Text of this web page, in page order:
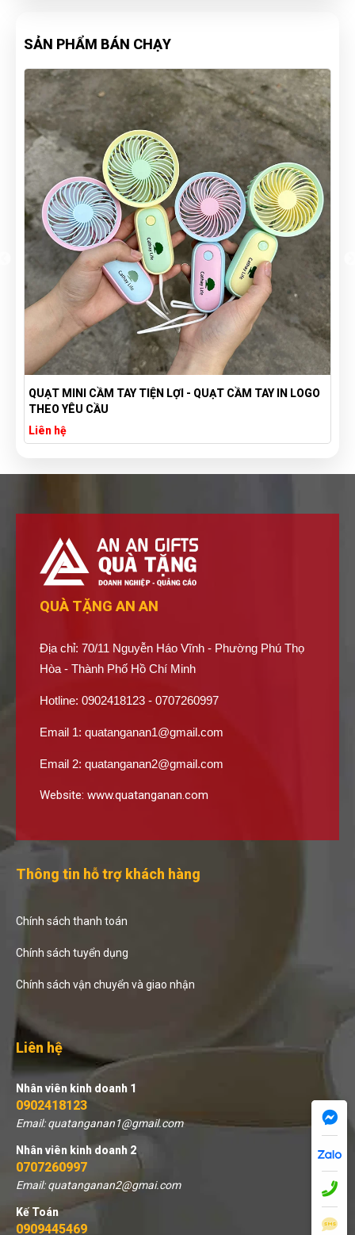
SẢN PHẨM BÁN CHẠY
QUẠT MINI CẦM TAY TIỆN LỢI - QUẠT CẦM TAY IN LOGO
THEO YÊU CẦU
Liên hệ
QUÀ TẶNG AN AN
Địa chỉ: 70/11 Nguyễn Háo Vĩnh - Phường Phú Thọ
Hòa - Thành Phố Hồ Chí Minh
Hotline: 0902418123 - 0707260997
Email 1: quatanganan1@gmail.com
Email 2: quatanganan2@gmail.com
Website: www.quatanganan.com
Thông tin hỗ trợ khách hàng
Chính sách thanh toán
Chính sách tuyển dụng
Chính sách vận chuyển và giao nhận
Liên hệ
Nhân viên kinh doanh 1
0902418123
Email: quatanganan1@gmail.com
Nhân viên kinh doanh 2
0707260997
Email: quatanganan2@gmai.com
Kế Toán
0909445469